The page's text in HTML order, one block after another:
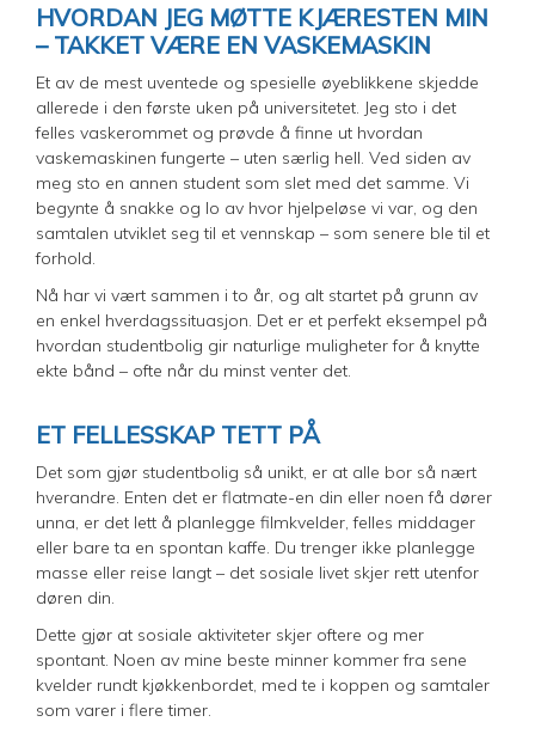
HVORDAN JEG MØTTE KJÆRESTEN MIN
– TAKKET VÆRE EN VASKEMASKIN
Et av de mest uventede og spesielle øyeblikkene skjedde
allerede i den første uken på universitetet. Jeg sto i det
felles vaskerommet og prøvde å finne ut hvordan
vaskemaskinen fungerte – uten særlig hell. Ved siden av
meg sto en annen student som slet med det samme. Vi
begynte å snakke og lo av hvor hjelpeløse vi var, og den
samtalen utviklet seg til et vennskap – som senere ble til et
forhold.
Nå har vi vært sammen i to år, og alt startet på grunn av
en enkel hverdagssituasjon. Det er et perfekt eksempel på
hvordan studentbolig gir naturlige muligheter for å knytte
ekte bånd – ofte når du minst venter det.
ET FELLESSKAP TETT PÅ
Det som gjør studentbolig så unikt, er at alle bor så nært
hverandre. Enten det er flatmate-en din eller noen få dører
unna, er det lett å planlegge filmkvelder, felles middager
eller bare ta en spontan kaffe. Du trenger ikke planlegge
masse eller reise langt – det sosiale livet skjer rett utenfor
døren din.
Dette gjør at sosiale aktiviteter skjer oftere og mer
spontant. Noen av mine beste minner kommer fra sene
kvelder rundt kjøkkenbordet, med te i koppen og samtaler
som varer i flere timer.